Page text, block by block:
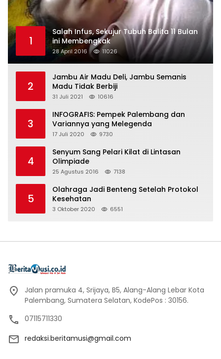
1
Salah Infus, Sekujur Tubuh Balita 11 Bulan
ini Membengkak
28 April 2016 11026
2
Jambu Air Madu Deli, Jambu Semanis
Madu Tidak Berbiji
31 Juli 2021 10616
3
INFOGRAFIS: Pempek Palembang dan
Variannya yang Melegenda
17 Juli 2020 9730
4
Senyum Sang Pelari Kilat di Lintasan
Olimpiade
25 Agustus 2016 7138
5
Olahraga Jadi Benteng Setelah Protokol
Kesehatan
3 Oktober 2020 6551
Jalan pramuka 4, Srijaya, B5, Alang-Alang Lebar Kota
Palembang, Sumatera Selatan, KodePos : 30156.
07115711330
redaksi.beritamusi@gmail.com